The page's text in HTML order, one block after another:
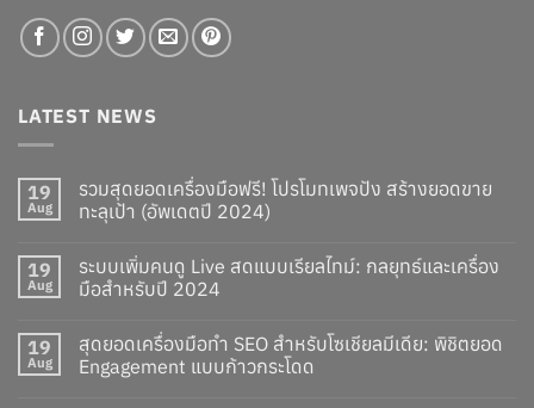
LATEST NEWS
19
Aug
รวมสุดยอดเครื่องมือฟรี! โปรโมทเพจปัง สร้างยอดขาย
ทะลุเป้า (อัพเดตปี 2024)
19
Aug
ระบบเพิ่มคนดู Live สดแบบเรียลไทม์: กลยุทธ์และเครื่อง
มือสำหรับปี 2024
19
Aug
สุดยอดเครื่องมือทำ SEO สำหรับโซเชียลมีเดีย: พิชิตยอด
Engagement แบบก้าวกระโดด